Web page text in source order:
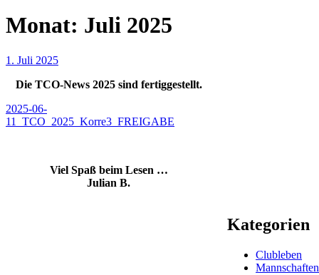
Monat: Juli 2025
Veröffentlicht
1. Juli 2025
Die TCO-News 2025 sind fertiggestellt.
2025-06-
11_TCO_2025_Korre3_FREIGABE
Viel Spaß beim Lesen …
Julian B.
Kategorien
Clubleben
Mannschaften